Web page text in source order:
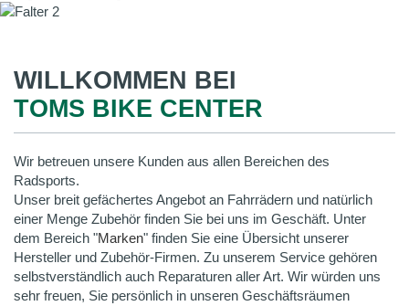
WILLKOMMEN BEI
TOMS BIKE CENTER
Wir betreuen unsere Kunden aus allen Bereichen des
Radsports.
Unser breit gefächertes Angebot an Fahrrädern und natürlich
einer Menge Zubehör finden Sie bei uns im Geschäft. Unter
dem Bereich "Marken" finden Sie eine Übersicht unserer
Hersteller und Zubehör-Firmen. Zu unserem Service gehören
selbstverständlich auch Reparaturen aller Art. Wir würden uns
sehr freuen, Sie persönlich in unseren Geschäftsräumen